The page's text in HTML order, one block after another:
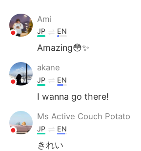
Ami
JP EN
Amazing😳✨
akane
JP EN
I wanna go there!
Ms Active Couch Potato
JP EN
きれい